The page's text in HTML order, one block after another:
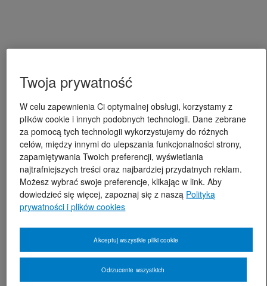
Twoja prywatność
W celu zapewnienia Ci optymalnej obsługi, korzystamy z
plików cookie i innych podobnych technologii. Dane zebrane
za pomocą tych technologii wykorzystujemy do różnych
celów, między innymi do ulepszania funkcjonalności strony,
zapamiętywania Twoich preferencji, wyświetlania
najtrafniejszych treści oraz najbardziej przydatnych reklam.
Możesz wybrać swoje preferencje, klikając w link. Aby
dowiedzieć się więcej, zapoznaj się z naszą Polityką
prywatności i plików cookies
Odrzucenie wszystkich
Akceptuj wszystkie pliki cookie